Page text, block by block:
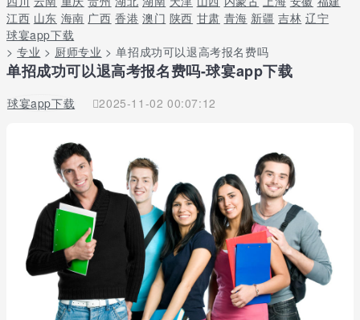
江西 山东 海南 广西 香港 澳门 陕西 甘肃 青海 新疆 吉林 辽宁
球宴app下载
>专业 > 厨师专业 > 单招成功可以退高考报名费吗
单招成功可以退高考报名费吗-球宴app下载
球宴app下载 2025-11-02 00:07:12